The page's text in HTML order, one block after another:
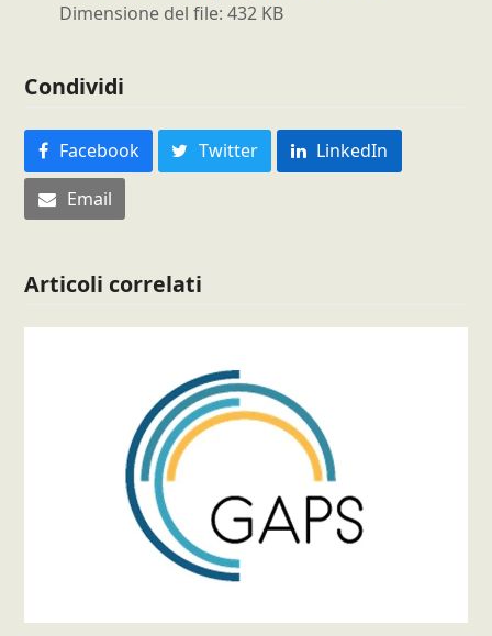
Dimensione del file: 432 KB
Condividi
Facebook Twitter
LinkedIn
Email
Articoli correlati